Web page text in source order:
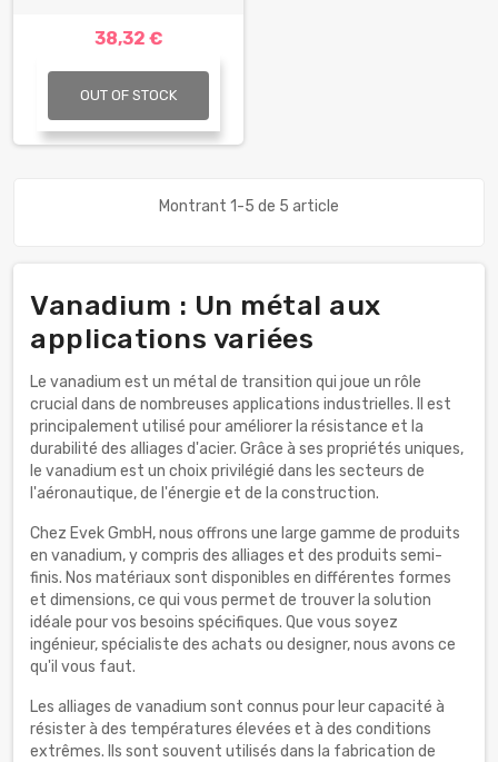
38,32 €
OUT OF STOCK
Montrant 1-5 de 5 article
Vanadium : Un métal aux
applications variées
Le vanadium est un métal de transition qui joue un rôle
crucial dans de nombreuses applications industrielles. Il est
principalement utilisé pour améliorer la résistance et la
durabilité des alliages d'acier. Grâce à ses propriétés uniques,
le vanadium est un choix privilégié dans les secteurs de
l'aéronautique, de l'énergie et de la construction.
Chez Evek GmbH, nous offrons une large gamme de produits
en vanadium, y compris des alliages et des produits semi-
finis. Nos matériaux sont disponibles en différentes formes
et dimensions, ce qui vous permet de trouver la solution
idéale pour vos besoins spécifiques. Que vous soyez
ingénieur, spécialiste des achats ou designer, nous avons ce
qu'il vous faut.
Les alliages de vanadium sont connus pour leur capacité à
résister à des températures élevées et à des conditions
extrêmes. Ils sont souvent utilisés dans la fabrication de